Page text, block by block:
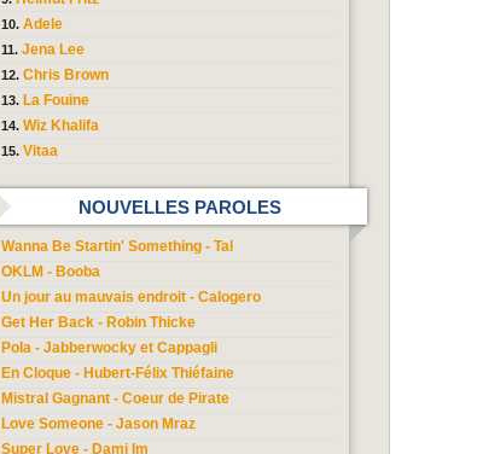
Adele
Jena Lee
Chris Brown
La Fouine
Wiz Khalifa
Vitaa
NOUVELLES PAROLES
Wanna Be Startin' Something - Tal
OKLM - Booba
Un jour au mauvais endroit - Calogero
Get Her Back - Robin Thicke
Pola - Jabberwocky et Cappagli
En Cloque - Hubert-Félix Thiéfaine
Mistral Gagnant - Coeur de Pirate
Love Someone - Jason Mraz
Super Love - Dami Im